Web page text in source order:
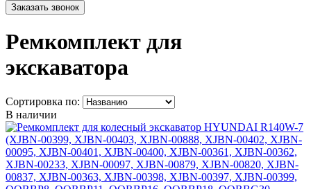
Ремкомплект для
экскаватора
Сортировка по:
В наличии